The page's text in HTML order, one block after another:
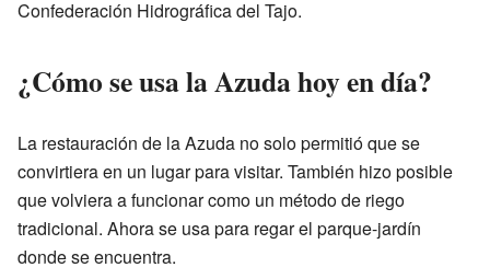
Confederación Hidrográfica del Tajo.
¿Cómo se usa la Azuda hoy en día?
La restauración de la Azuda no solo permitió que se
convirtiera en un lugar para visitar. También hizo posible
que volviera a funcionar como un método de riego
tradicional. Ahora se usa para regar el parque-jardín
donde se encuentra.